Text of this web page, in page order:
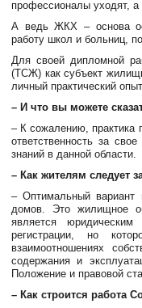
профессионалы уходят, а
А ведь ЖКХ – основа
работу школ и больниц,
Для своей дипломной
(ТСЖ) как субъект
личный практический
– И что вы можете
– К сожалению, практика
ответственность за
знаний в данной области.
– Как жителям следует
– Оптимальный вариант
домов. Это жилищное
является
регистрации, но
взаимоотношениях
содержания и
Положение и правовой
– Как строится работа